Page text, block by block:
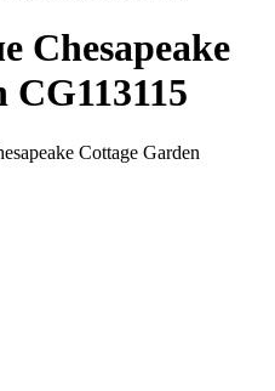
Chesapeake